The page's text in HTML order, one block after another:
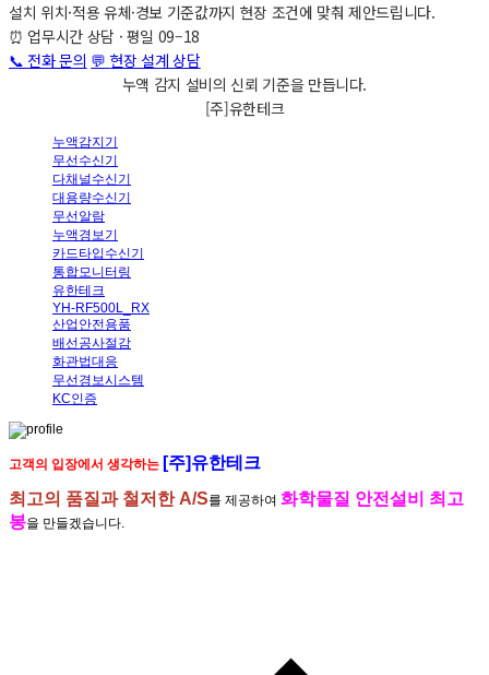
설치 위치·적용 유체·경보 기준값까지 현장 조건에 맞춰 제안드립니다.
⏰ 업무시간 상담 · 평일 09–18
📞 전화 문의 💬 현장 설계 상담
누액 감지 설비의 신뢰 기준을 만듭니다.
[주]유한테크
누액감지기
무선수신기
다채널수신기
대용량수신기
무선알람
누액경보기
카드타입수신기
통합모니터링
유한테크
YH-RF500L_RX
산업안전용품
배선공사절감
화관법대응
무선경보시스템
KC인증
고객의 입장에서 생각하는 [주]유한테크
최고의 품질과 철저한 A/S를 제공하여 화학물질 안전설비 최고
봉을 만들겠습니다.